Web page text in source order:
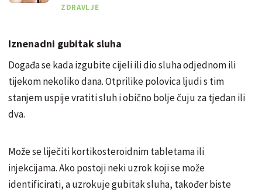
ZDRAVLJE
Iznenadni gubitak sluha
Događa se kada izgubite cijeli ili dio sluha odjednom ili
tijekom nekoliko dana. Otprilike polovica ljudi s tim
stanjem uspije vratiti sluh i obično bolje čuju za tjedan ili
dva.
Može se liječiti kortikosteroidnim tabletama ili
injekcijama. Ako postoji neki uzrok koji se može
identificirati, a uzrokuje gubitak sluha, također biste